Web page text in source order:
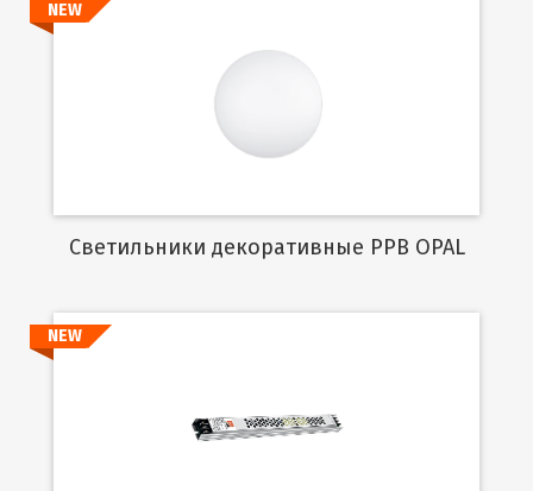
NEW
Cветильники декоративные PPB OPAL
Подробнее
NEW